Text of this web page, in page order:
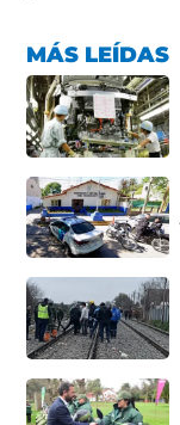
MÁS LEÍDAS